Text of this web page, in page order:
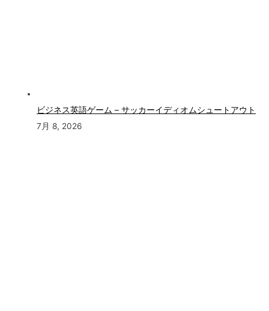
ビジネス英語ゲーム – サッカーイディオムシュートアウト
7月 8, 2026